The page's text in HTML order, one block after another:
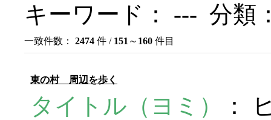
キーワード： --- 分類
一致件数： 2474 件 / 151 ～ 160 件目
東の村 周辺を歩く
タイトル（ヨミ）
：